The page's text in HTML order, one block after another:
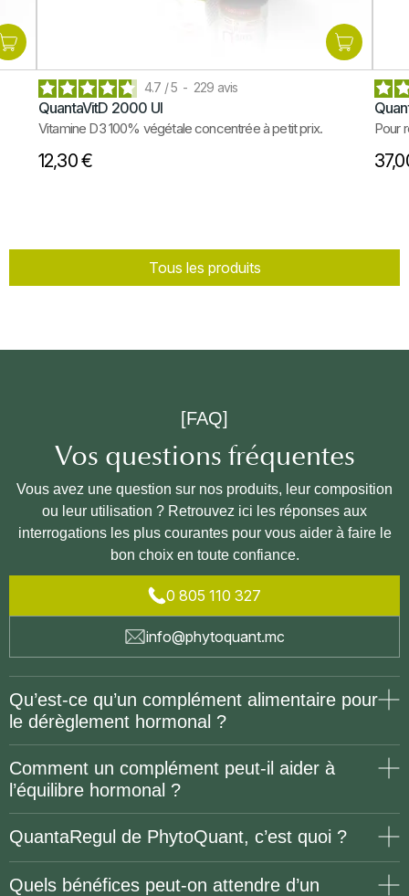
4.7 /5 - 229 avis
QuantaVitD 2000 UI
Vitamine D3 100% végétale concentrée à petit prix.
12,30 €
Pour
Tous les produits
[FAQ]
Vos questions fréquentes
Vous avez une question sur nos produits, leur composition
ou leur utilisation ? Retrouvez ici les réponses aux
interrogations les plus courantes pour vous aider à faire le
bon choix en toute confiance.
0 805 110 327
info@phytoquant.mc
Qu’est-ce qu’un complément alimentaire pour
le dérèglement hormonal ?
Comment un complément peut-il aider à
l’équilibre hormonal ?
QuantaRegul de PhytoQuant, c’est quoi ?
Quels bénéfices peut-on attendre d’un
Annuler